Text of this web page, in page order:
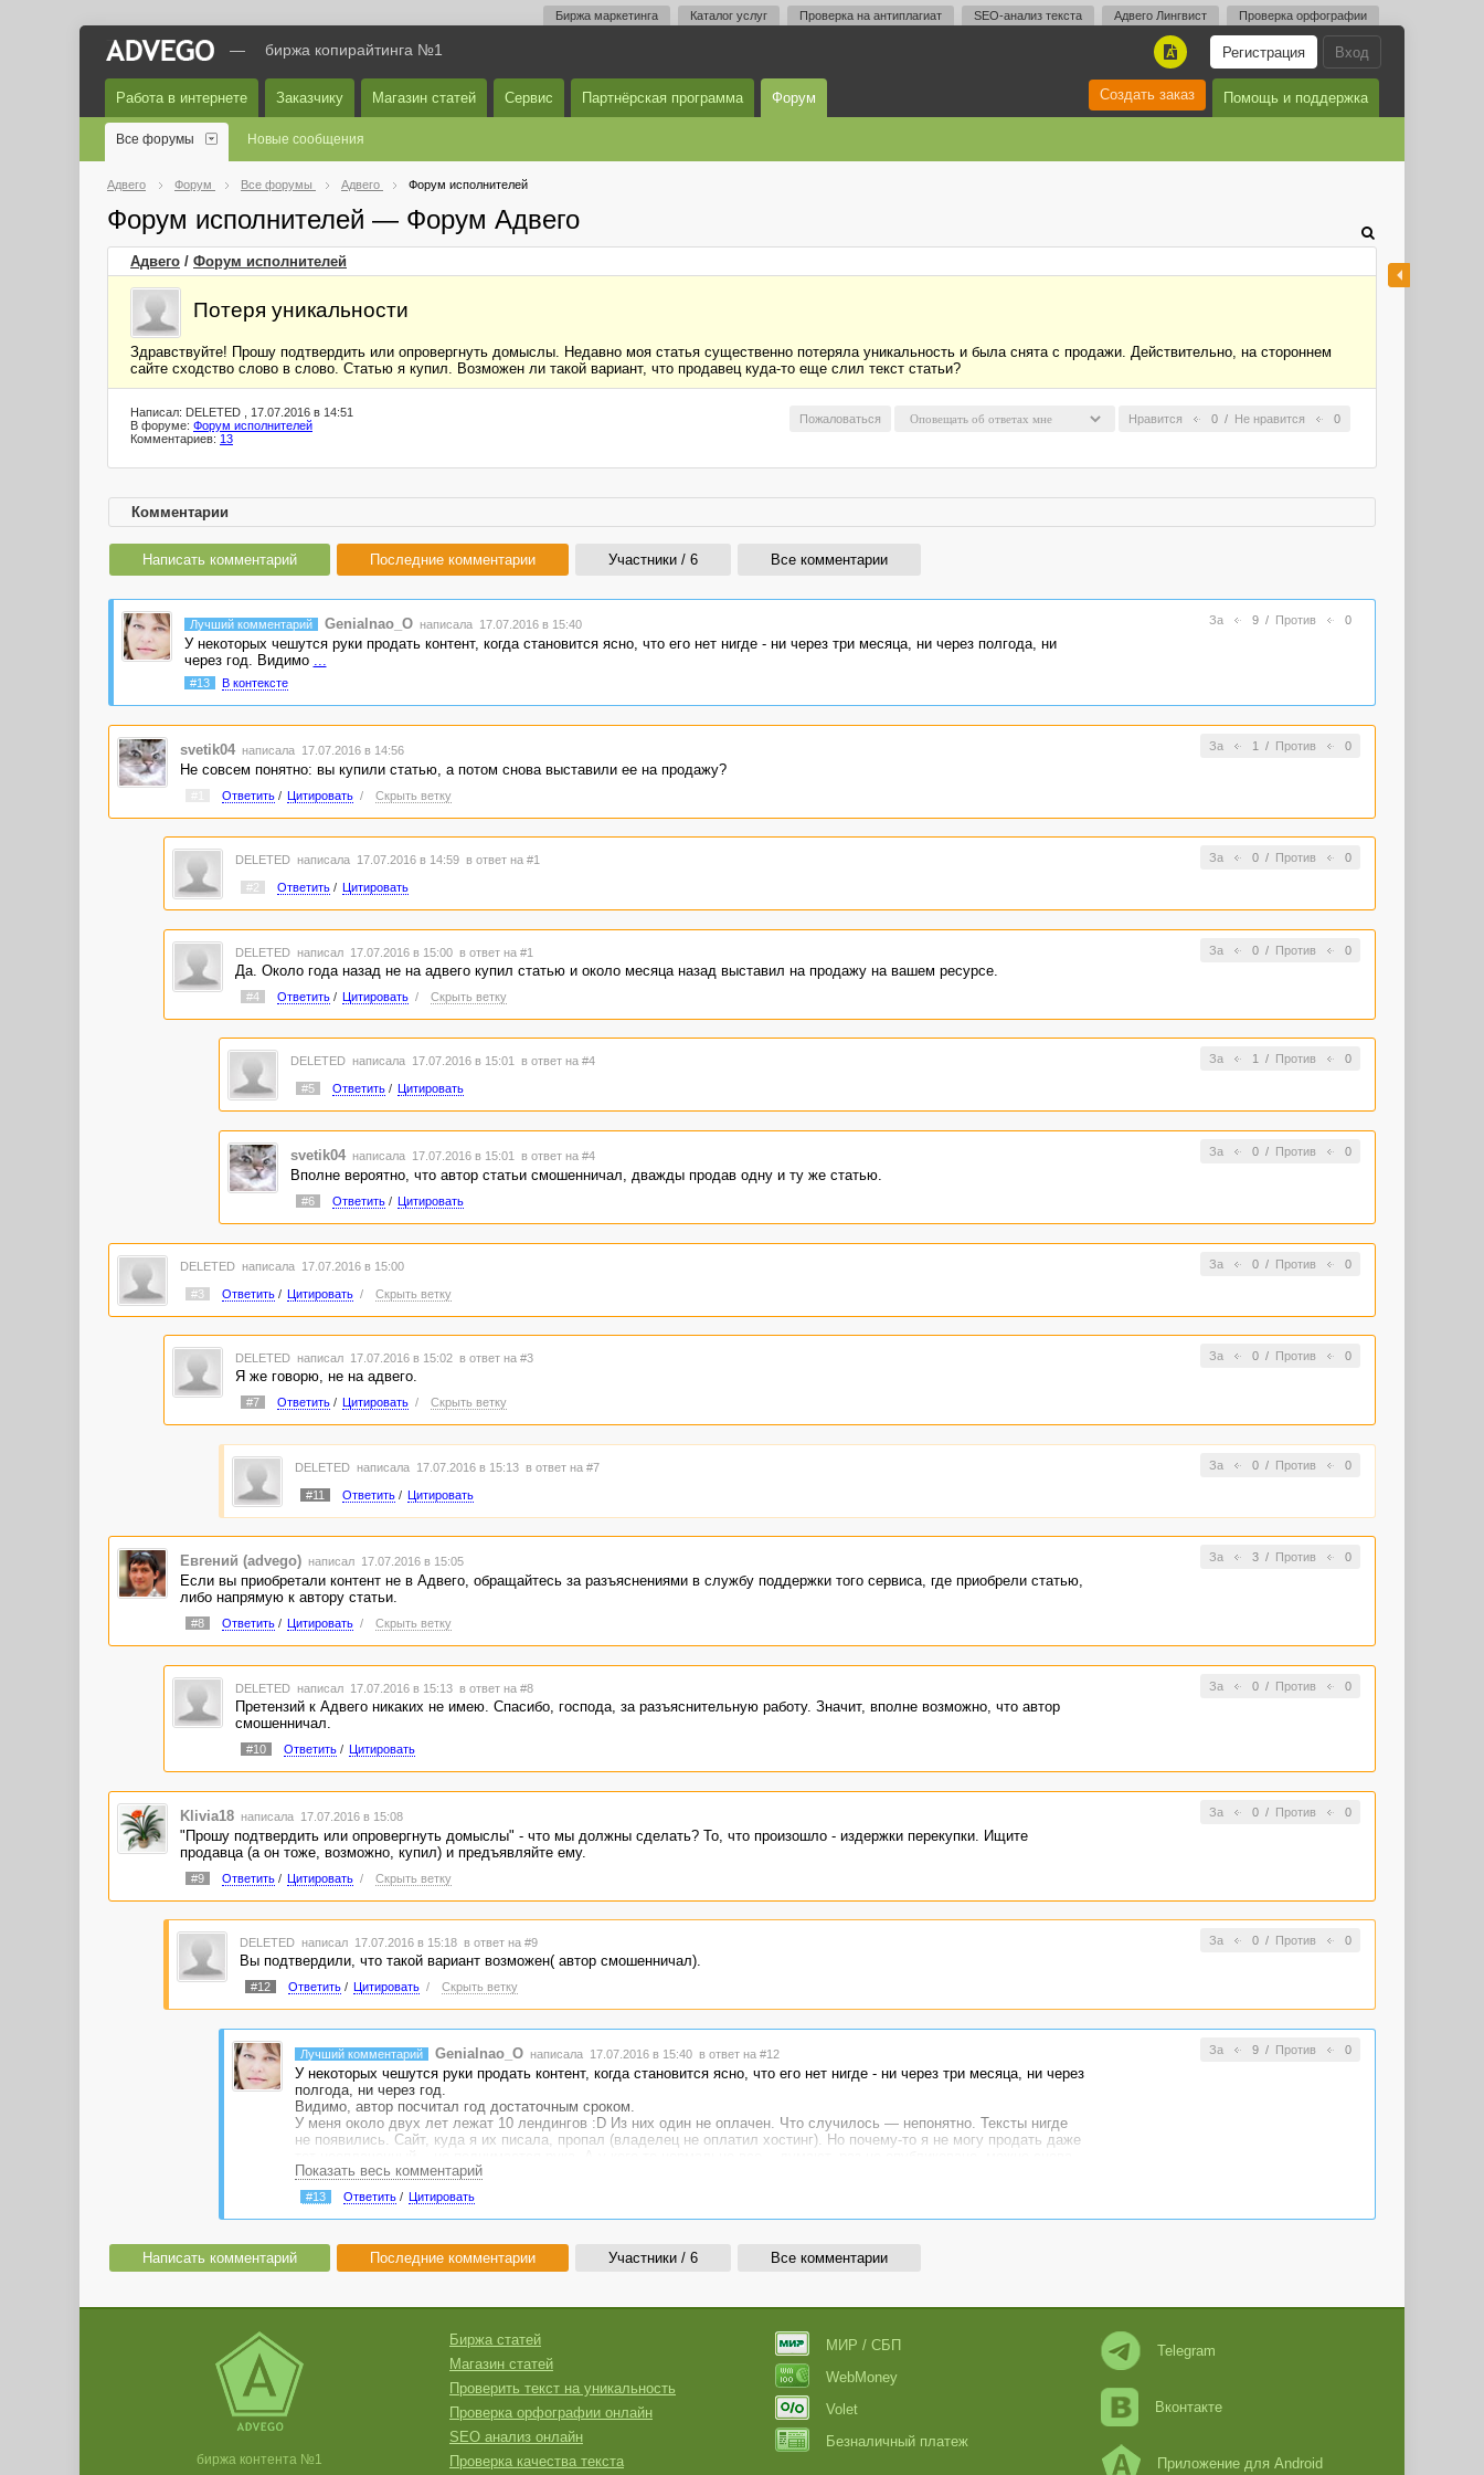
Биржа маркетинга Каталог услуг Проверка на антиплагиат SEO-анализ текста Адвего Лингвист Проверка орфографии
Вход
Регистрация
A
— биржа копирайтинга №1
Работа в интернете Заказчику Магазин статей Сервис Партнёрская программа Форум Помощь и поддержка
Создать заказ
Все форумы Новые сообщения
Адвего Форум Все форумы Адвего Форум исполнителей
Форум исполнителей — Форум Адвего
Адвего / Форум исполнителей
Потеря уникальности
Здравствуйте! Прошу подтвердить или опровергнуть домыслы. Недавно моя статья существенно потеряла уникальность и была снята с продажи. Действительно, на стороннем
сайте сходство слово в слово. Статью я купил. Возможен ли такой вариант, что продавец куда-то еще слил текст статьи?
Нравится 0 / Не нравится 0
Пожаловаться
Написал: DELETED , 17.07.2016 в 14:51
В форуме: Форум исполнителей
Комментариев: 13
Комментарии
Написать комментарий Последние комментарии Участники / 6 Все комментарии
За 9/ Против 0
Лучший комментарий Genialnao_O написала 17.07.2016 в 15:40
У некоторых чешутся руки продать контент, когда становится ясно, что его нет нигде - ни через три месяца, ни через полгода, ни
через год. Видимо ...
#13 В контексте
За 1 / Против 0
svetik04 написала 17.07.2016 в 14:56
Не совсем понятно: вы купили статью, а потом снова выставили ее на продажу?
Ответить/ Цитировать / Скрыть ветку
За 0/ Против 0
DELETED написала 17.07.2016 в 14:59 в ответ на #1
#2 Ответить/ Цитировать
За 0/ Против 0
DELETED написал 17.07.2016 в 15:00 в ответ на #1
Да. Около года назад не на адвего купил статью и около месяца назад выставил на продажу на вашем ресурсе.
#4 Ответить/ Цитировать / Скрыть ветку
За 1 / Против 0
DELETED написала 17.07.2016 в 15:01 в ответ на #4
#5 Ответить/ Цитировать
За 0/ Против 0
svetik04 написала 17.07.2016 в 15:01 в ответ на #4
Вполне вероятно, что автор статьи смошенничал, дважды продав одну и ту же статью.
#6 Ответить/ Цитировать
За 0/ Против 0
DELETED написала 17.07.2016 в 15:00
#3 Ответить/ Цитировать / Скрыть ветку
За 0/ Против 0
DELETED написал 17.07.2016 в 15:02 в ответ на #3
Я же говорю, не на адвего.
#7 Ответить/ Цитировать / Скрыть ветку
За 0/ Против 0
DELETED написала 17.07.2016 в 15:13 в ответ на #7
#11 Ответить/ Цитировать
За 3/ Против 0
Евгений (advego) написал 17.07.2016 в 15:05
Если вы приобретали контент не в Адвего, обращайтесь за разъяснениями в службу поддержки того сервиса, где приобрели статью,
либо напрямую к автору статьи.
#8 Ответить/ Цитировать / Скрыть ветку
За 0/ Против 0
DELETED написал 17.07.2016 в 15:13 в ответ на #8
Претензий к Адвего никаких не имею. Спасибо, господа, за разъяснительную работу. Значит, вполне возможно, что автор
смошенничал.
#10 Ответить/ Цитировать
За 0/ Против 0
Klivia18 написала 17.07.2016 в 15:08
"Прошу подтвердить или опровергнуть домыслы" - что мы должны сделать? То, что произошло - издержки перекупки. Ищите
продавца (а он тоже, возможно, купил) и предъявляйте ему.
#9 Ответить/ Цитировать / Скрыть ветку
За 0/ Против 0
DELETED написал 17.07.2016 в 15:18 в ответ на #9
Вы подтвердили, что такой вариант возможен( автор смошенничал).
#12 Ответить/ Цитировать / Скрыть ветку
За 9/ Против 0
Лучший комментарий Genialnao_O написала 17.07.2016 в 15:40 в ответ на #12
У некоторых чешутся руки продать контент, когда становится ясно, что его нет нигде - ни через три месяца, ни через
полгода, ни через год.
Видимо, автор посчитал год достаточным сроком.
У меня около двух лет лежат 10 лендингов :D Из них один не оплачен. Что случилось — непонятно. Тексты нигде
не появились. Сайт, куда я их писала, пропал (владелец не оплатил хостинг). Но почему-то я не могу продать даже
пользоваться :(
Показать весь комментарий
#13 Ответить/ Цитировать
Написать комментарий Последние комментарии Участники / 6 Все комментарии
биржа контента №1
Биржа статей
Магазин статей
Проверить текст на уникальность
Проверка орфографии онлайн
SEO анализ онлайн
Проверка качества текста
МИР / СБП
WebMoney
Volet
Безналичный платеж
Telegram
Вконтакте
Приложение для Android